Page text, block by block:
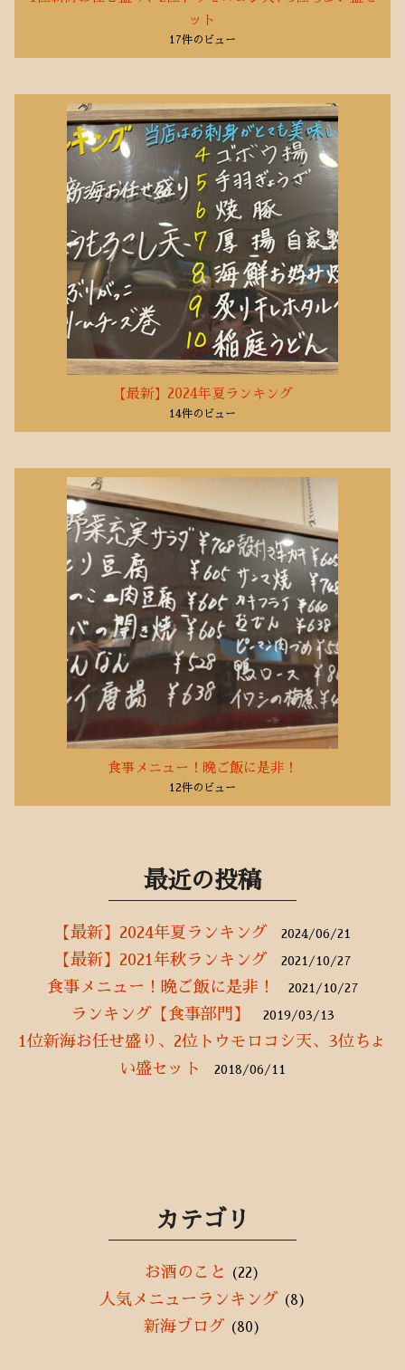
ット
17件のビュー
【最新】2024年夏ランキング
14件のビュー
食事メニュー！晩ご飯に是非！
12件のビュー
最近の投稿
【最新】2024年夏ランキング 2024/06/21
【最新】2021年秋ランキング 2021/10/27
食事メニュー！晩ご飯に是非！ 2021/10/27
ランキング【食事部門】 2019/03/13
1位新海お任せ盛り、2位トウモロコシ天、3位ちょ
い盛セット
2018/06/11
カテゴリ
お酒のこと (22)
人気メニューランキング (8)
新海ブログ (80)